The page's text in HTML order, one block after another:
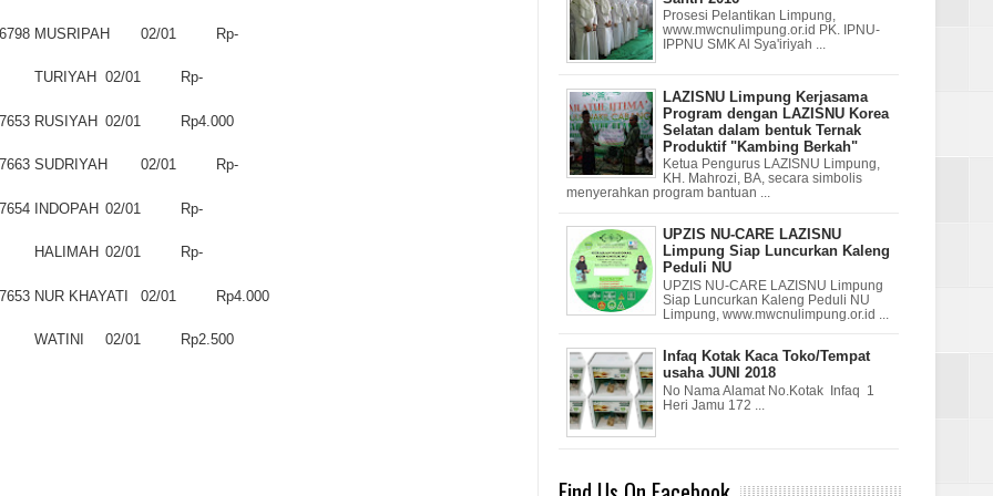
II 2025
II 2025
II 2025
II 2025
II 2025
II 2025
2025
6798 MUSRIPAH 02/01 Rp-
TURIYAH 02/01 Rp-
7653 RUSIYAH 02/01 Rp4.000
7663 SUDRIYAH 02/01 Rp-
7654 INDOPAH 02/01 Rp-
HALIMAH 02/01 Rp-
7653 NUR KHAYATI 02/01 Rp4.000
WATINI 02/01 Rp2.500
Prosesi Pelantikan Limpung,
www.mwcnulimpung.or.id PK. IPNU-
IPPNU SMK Al Sya'iriyah ...
LAZISNU Limpung Kerjasama
Program dengan LAZISNU Korea
Selatan dalam bentuk Ternak
Produktif "Kambing Berkah"
Ketua Pengurus LAZISNU Limpung,
KH. Mahrozi, BA, secara simbolis
menyerahkan program bantuan ...
UPZIS NU-CARE LAZISNU
Limpung Siap Luncurkan Kaleng
Peduli NU
UPZIS NU-CARE LAZISNU Limpung
Siap Luncurkan Kaleng Peduli NU
Limpung, www.mwcnulimpung.or.id ...
Infaq Kotak Kaca Toko/Tempat
usaha JUNI 2018
No Nama Alamat No.Kotak Infaq 1
Heri Jamu 172 ...